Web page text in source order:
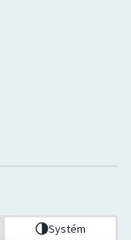
Systém